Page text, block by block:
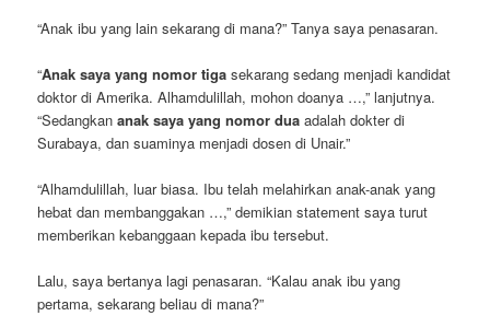
“Anak ibu yang lain sekarang di mana?” Tanya saya penasaran.
“Anak saya yang nomor tiga sekarang sedang menjadi kandidat
doktor di Amerika. Alhamdulillah, mohon doanya …,” lanjutnya.
“Sedangkananak saya yang nomor dua adalah dokter di
Surabaya, dan suaminya menjadi dosen di Unair.”
“Alhamdulillah, luar biasa. Ibu telah melahirkan anak-anak yang
hebat dan membanggakan …,” demikian statement saya turut
memberikan kebanggaan kepada ibu tersebut.
Lalu, saya bertanya lagi penasaran. “Kalau anak ibu yang
pertama, sekarang beliau di mana?”